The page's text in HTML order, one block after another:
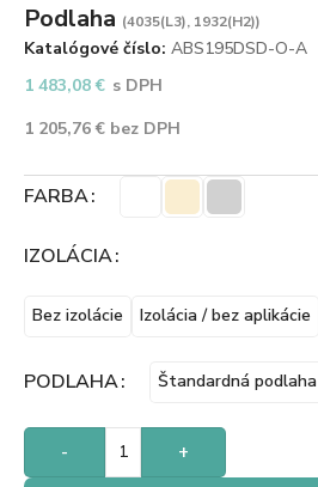
Podlaha (4035(L3), 1932(H2))
Katalógové číslo: ABS195DSD-O-A
1 483,08€ s DPH
1 205,76€ bez DPH
FARBA
IZOLÁCIA
Bez izolácie Izolácia / bez aplikácie
PODLAHA Štandardná podlaha
- +